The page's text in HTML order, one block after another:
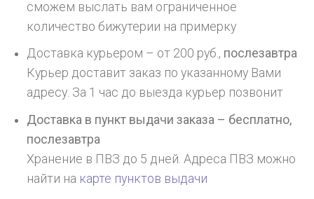
сможем выслать вам ограниченное
количество бижутерии на примерку
Доставка курьером – от 200 руб., послезавтра
Курьер доставит заказ по указанному Вами
адресу. За 1 час до выезда курьер позвонит
Доставка в пункт выдачи заказа – бесплатно,
послезавтра
Хранение в ПВЗ до 5 дней. Адреса ПВЗ можно
найти на карте пунктов выдачи